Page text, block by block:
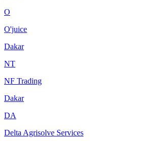
O
O'juice
Dakar
NT
NF Trading
Dakar
DA
Delta Agrisolve Services